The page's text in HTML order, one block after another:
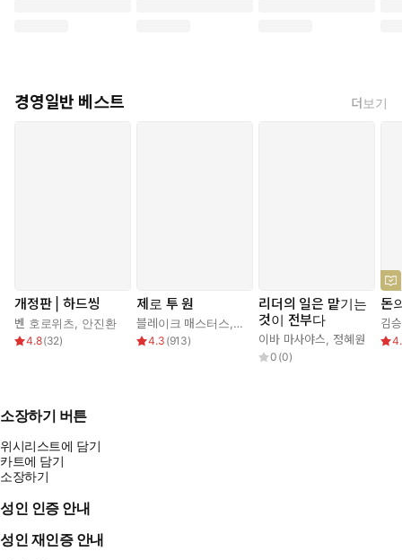
경영일반 베스트 더보기
개정판 | 하드씽
벤 호로위츠 안진환
4.8(32)
제로 투 원
블레이크 매스터스 피터 틸, 이지연
4.3 (913)
리더의 일은 맡기는
것이 전부다
이바 마사야스 정혜원
0 (0)
돈
김
소장하기 버튼
위시리스트에 담기
카트에 담기
소장하기
성인 인증 안내
성인 재인증 안내